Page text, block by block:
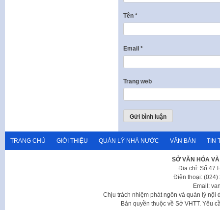
Tên *
Email *
Trang web
TRANG CHỦ GIỚI THIỆU QUẢN LÝ NHÀ NƯỚC VĂN BẢN TIN
SỞ VĂN HÓA
Địa chỉ: Số 47
Điện thoại: (024)
Email:
Chịu trách nhiệm phát ngôn và quản lý nội
Bản quyền thuộc về Sở VHTT. Yêu